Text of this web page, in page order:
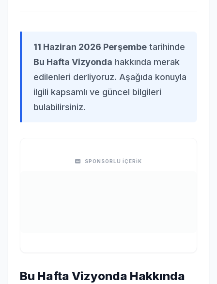
11 Haziran 2026 Perşembe tarihinde
Bu Hafta Vizyonda hakkında merak
edilenleri derliyoruz. Aşağıda konuyla
ilgili kapsamlı ve güncel bilgileri
bulabilirsiniz.
SPONSORLU İÇERİK
Bu Hafta Vizyonda Hakkında